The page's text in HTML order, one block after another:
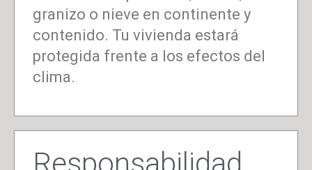
granizo o nieve en continente y
contenido. Tu vivienda estará
protegida frente a los efectos del
clima.